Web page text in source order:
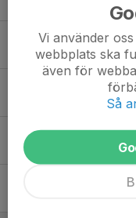
Hugo Lykken
Liam Östlund
Oskar Persson
Vi använder
webbplats ska
även för
Så